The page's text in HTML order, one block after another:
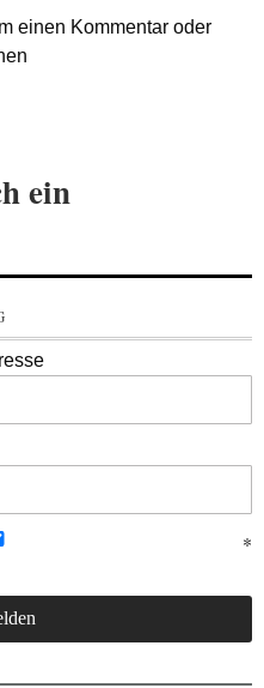
einen Kommentar oder
ein